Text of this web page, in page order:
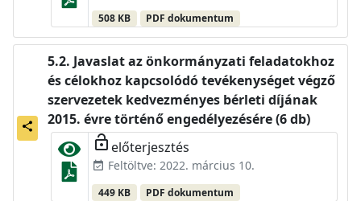
508 KB PDF dokumentum
share
Javaslat az önkormányzati feladatokhoz
és célokhoz kapcsolódó tevékenységet végző
szervezetek kedvezményes bérleti díjának
2015. évre történő engedélyezésére (6 db)
lock_open előterjesztés
event_available Feltöltve: 2022. március 10.
449 KB PDF dokumentum